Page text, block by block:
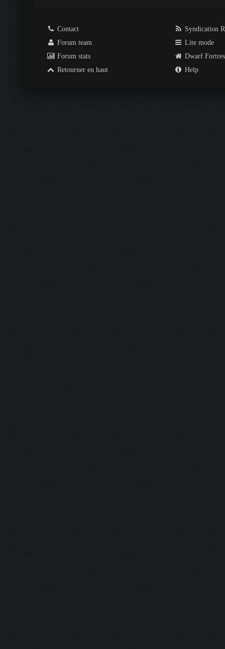
Contact
Forum team
Forum stats
Retourner en haut
Syndication
Lite mode
Dwarf
Help